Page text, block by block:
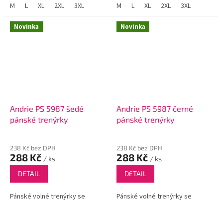
knoflíky.
M L XL 2XL 3XL
knoflíky.
M L XL 2XL 3XL
Novinka
Andrie PS 5987 šedé
pánské trenýrky
238 Kč bez DPH
288 Kč / ks
DETAIL
Pánské volné trenýrky se
Novinka
Andrie PS 5987 černé
pánské trenýrky
238 Kč bez DPH
288 Kč / ks
DETAIL
Pánské volné trenýrky se